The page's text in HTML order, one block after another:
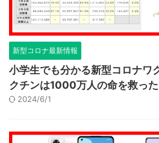
新型コロナ最新情報
小学生でも分かる新型コロナワ
クチンは1000万人の命を救った
2024/6/1